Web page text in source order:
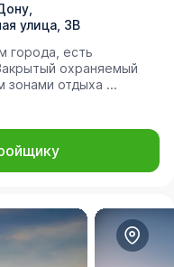
улица, 3В
города, есть
охраняемый
зонами отдыха ...